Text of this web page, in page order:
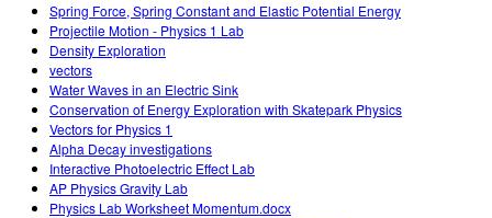
Spring Force, Spring Constant and Elastic Potential Energy
Projectile Motion - Physics 1 Lab
Density Exploration
vectors
Water Waves in an Electric Sink
Conservation of Energy Exploration with Skatepark Physics
Vectors for Physics 1
Alpha Decay investigations
Interactive Photoelectric Effect Lab
AP Physics Gravity Lab
Physics Lab Worksheet Momentum.docx